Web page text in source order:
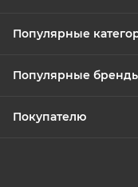
Популярные
Популярные
Покупателю